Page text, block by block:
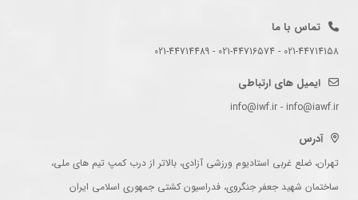
تماس با ما
021-44714158 - 021-44716574 - 021-44714489
ایمیل های ارتباطی
info@iwf.ir - info@iawf.ir
آدرس
تهران، ضلع غربی استادیوم ورزشی آزادی، بالاتر از درب کمپ تیم های ملی،
ساختمان شهید جعفر جنگروی، فدراسیون کشتی جمهوری اسلامی ایران